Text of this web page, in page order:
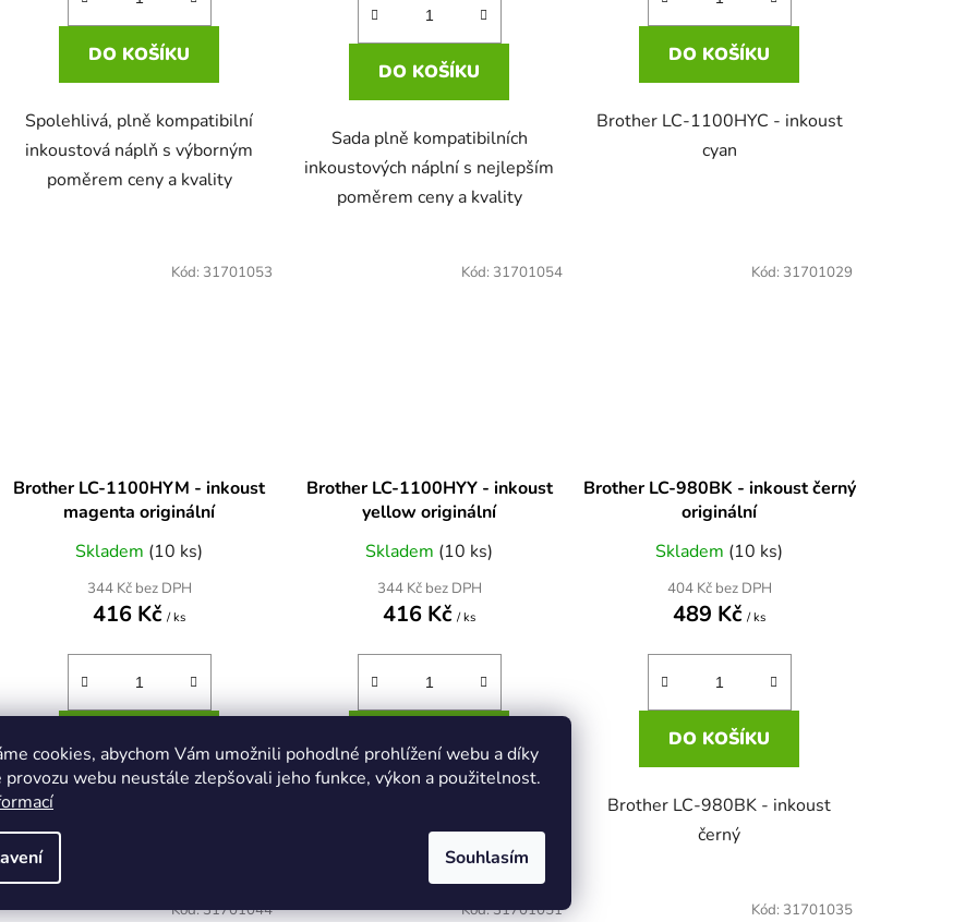
cookies, abychom Vám umožnili pohodlné prohlížení webu a díky
provozu webu neustále zlepšovali jeho funkce, výkon a použitelnost.
Souhlasím
DO KOŠÍKU
Spolehlivá, plně kompatibilní
inkoustová náplň s výborným
poměrem ceny a kvality
DO KOŠÍKU
Sada plně kompatibilních
inkoustových náplní s nejlepším
poměrem ceny a kvality
DO KOŠÍKU
Brother LC-1100HYC - inkoust
cyan
Brother LC-1100HYM - inkoust
magenta originální
Skladem (10 ks)
344 Kč bez DPH
416 Kč/ ks
Brother LC-1100HYM - inkoust
Kód: 31701053
Brother LC-1100HYY - inkoust
yellow originální
Skladem (10 ks)
344 Kč bez DPH
416 Kč/ ks
yellow
Kód: 31701054
Brother LC-980BK - inkoust černý
originální
Skladem (10 ks)
404 Kč bez DPH
489 Kč/ ks
DO KOŠÍKU
Brother LC-980BK - inkoust
černý
Kód: 31701029
Kód:31701044 Kód:31701051 Kód: 31701035